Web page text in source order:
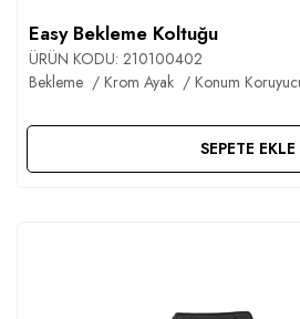
Easy Bekleme Koltuğu
ÜRÜN KODU: 210100402
Bekleme / Krom Ayak / Konum
SEPETE EKLE